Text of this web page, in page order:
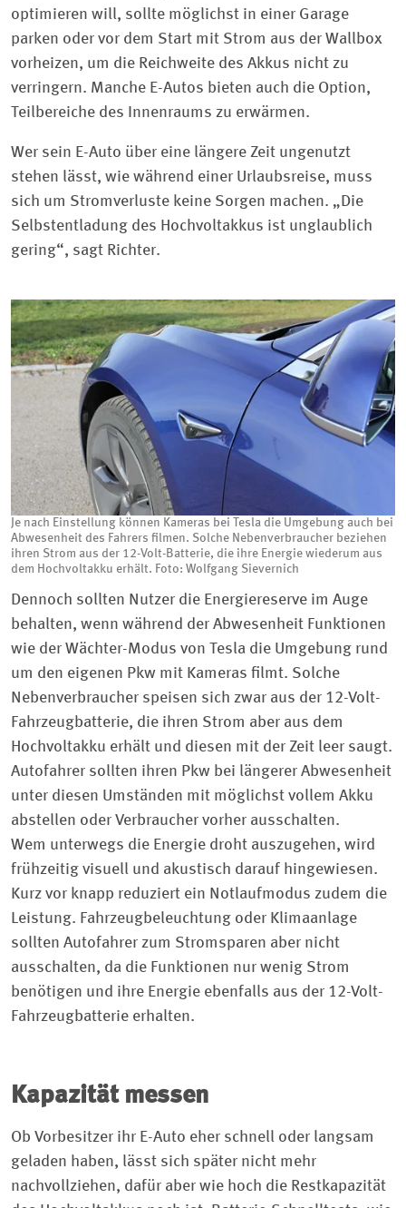
optimieren will, sollte möglichst in einer Garage
parken oder vor dem Start mit Strom aus der Wallbox
vorheizen, um die Reichweite des Akkus nicht zu
verringern. Manche E-Autos bieten auch die Option,
Teilbereiche des Innenraums zu erwärmen.
Wer sein E-Auto über eine längere Zeit ungenutzt
stehen lässt, wie während einer Urlaubsreise, muss
sich um Stromverluste keine Sorgen machen. „Die
Selbstentladung des Hochvoltakkus ist unglaublich
gering“, sagt Richter.
Je nach Einstellung können Kameras bei Tesla die Umgebung auch bei
Abwesenheit des Fahrers filmen. Solche Nebenverbraucher beziehen
ihren Strom aus der 12-Volt-Batterie, die ihre Energie wiederum aus
dem Hochvoltakku erhält. Foto: Wolfgang Sievernich
Dennoch sollten Nutzer die Energiereserve im Auge
behalten, wenn während der Abwesenheit Funktionen
wie der Wächter-Modus von Tesla die Umgebung rund
um den eigenen Pkw mit Kameras filmt. Solche
Nebenverbraucher speisen sich zwar aus der 12-Volt-
Fahrzeugbatterie, die ihren Strom aber aus dem
Hochvoltakku erhält und diesen mit der Zeit leer saugt.
Autofahrer sollten ihren Pkw bei längerer Abwesenheit
unter diesen Umständen mit möglichst vollem Akku
abstellen oder Verbraucher vorher ausschalten.
Wem unterwegs die Energie droht auszugehen, wird
frühzeitig visuell und akustisch darauf hingewiesen.
Kurz vor knapp reduziert ein Notlaufmodus zudem die
Leistung. Fahrzeugbeleuchtung oder Klimaanlage
sollten Autofahrer zum Stromsparen aber nicht
ausschalten, da die Funktionen nur wenig Strom
benötigen und ihre Energie ebenfalls aus der 12-Volt-
Fahrzeugbatterie erhalten.
Kapazität messen
Ob Vorbesitzer ihr E-Auto eher schnell oder langsam
geladen haben, lässt sich später nicht mehr
nachvollziehen, dafür aber wie hoch die Restkapazität